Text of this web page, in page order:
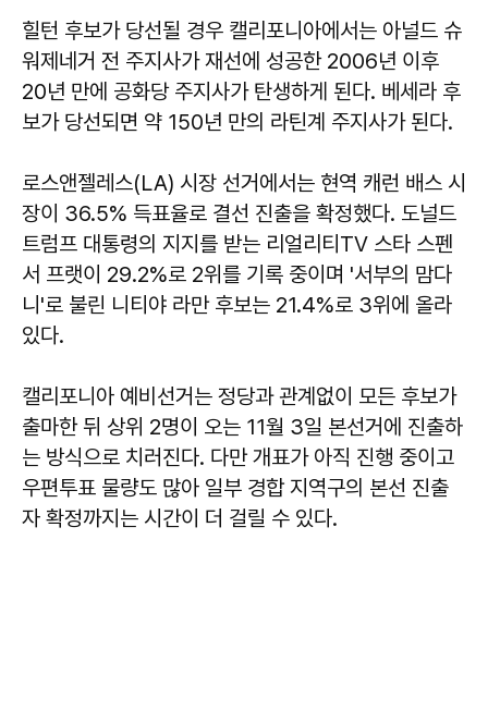
힐턴 후보가 당선될 경우 캘리포니아에서는 아널드 슈
워제네거 전 주지사가 재선에 성공한 2006년 이후
20년 만에 공화당 주지사가 탄생하게 된다. 베세라 후
보가 당선되면 약 150년 만의 라틴계 주지사가 된다.
로스앤젤레스(LA) 시장 선거에서는 현역 캐런 배스 시
장이 36.5% 득표율로 결선 진출을 확정했다. 도널드
트럼프 대통령의 지지를 받는 리얼리티TV 스타 스펜
서 프랫이 29.2%로 2위를 기록 중이며 '서부의 맘다
니'로 불린 니티야 라만 후보는 21.4%로 3위에 올라
있다.
캘리포니아 예비선거는 정당과 관계없이 모든 후보가
출마한 뒤 상위 2명이 오는 11월 3일 본선거에 진출하
는 방식으로 치러진다. 다만 개표가 아직 진행 중이고
우편투표 물량도 많아 일부 경합 지역구의 본선 진출
자 확정까지는 시간이 더 걸릴 수 있다.